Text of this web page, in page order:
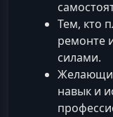
Тем, кто
ремонте
силами.
навык и